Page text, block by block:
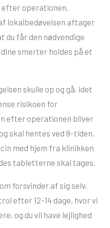
operationen.
lokalbedøvelsen aftager
du får den nødvendige
smerter holdes på et
skulle op og gå, idet
risikoen for
efter operationen bliver
skal hentes ved 8-tiden.
med hjem fra klinikken
tabletterne skal tages.
forsvinder af sig selv,
efter 12-14 dage, hvor vi
og du vil have lejlighed